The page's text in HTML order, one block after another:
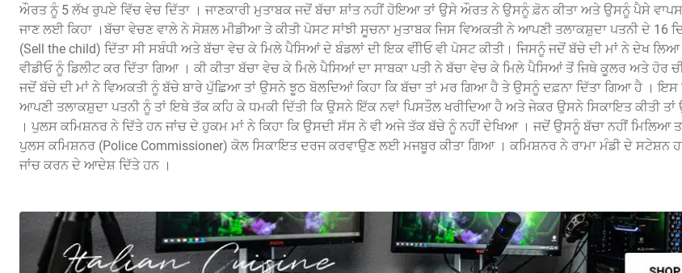
ਔਰਤ ਨੂੰ 5 ਲੱਖ ਰੁਪਏ ਵਿੱਚ ਵੇਚ ਦਿੱਤਾ । ਜਾਣਕਾਰੀ ਮੁਤਾਬਕ ਜਦੋਂ ਬੱਚਾ ਸ਼ਾਂਤ ਨਹੀਂ ਹੋਇਆ ਤਾਂ ਉਸੇ ਔਰਤ ਨੇ ਉਸਨੂੰ ਫ਼ੋਨ ਕੀਤਾ ਅਤੇ ਉਸਨੂੰ ਪੈਸੇ
ਜਾਣ ਲਈ ਕਿਹਾ ।ਬੱਚਾ ਵੇਚਣ ਵਾਲੇ ਨੇ ਸੋਸ਼ਲ ਮੀਡੀਆ ਤੇ ਕੀਤੀ ਪੋਸਟ ਸਾਂਝੀ ਸੂਚਨਾ ਮੁਤਾਬਕ ਜਿਸ ਵਿਅਕਤੀ ਨੇ ਆਪਣੀ ਤਲਾਕਸ਼ੁਦਾ ਪਤਨੀ ਦੇ 16
(Sell ​​the child) ਦਿੱਤਾ ਸੀ ਸਬੰਧੀ ਅਤੇ ਬੱਚਾ ਵੇਚ ਕੇ ਮਿਲੇ ਪੈਸਿਆਂ ਦੇ ਬੰਡਲਾਂ ਦੀ ਇਕ ਵੀੀਓ ਵੀ ਪੋਸਟ ਕੀਤੀ। ਜਿਸਨੂੰ ਜਦੋਂ ਬੱਚੇ ਦੀ ਮਾਂ ਨੇ ਦੇਖ
ਵੀਡੀਓ ਨੂੰ ਡਿਲੀਟ ਕਰ ਦਿੱਤਾ ਗਿਆ । ਕੀ ਕੀਤਾ ਬੱਚਾ ਵੇਚ ਕੇ ਮਿਲੇ ਪੈਸਿਆਂ ਦਾ ਸਾਬਕਾ ਪਤੀ ਨੇ ਬੱਚਾ ਵੇਚ ਕੇ ਮਿਲੇ ਪੈਸਿਆਂ ਤੋਂ ਜਿਥੇ ਕੂਲਰ ਅਤੇ ਹੋਰ
ਜਦੋਂ ਬੱਚੇ ਦੀ ਮਾਂ ਨੇ ਵਿਅਕਤੀ ਨੂੰ ਬੱਚੇ ਬਾਰੇ ਪੁੱਛਿਆ ਤਾਂ ਉਸਨੇ ਝੂਠ ਬੋਲਦਿਆਂ ਕਿਹਾ ਕਿ ਬੱਚਾ ਤਾਂ ਮਰ ਗਿਆ ਹੈ ਤੇ ਉਸਨੂੰ ਦਫ਼ਨਾ ਦਿੱਤਾ ਗਿਆ ਹੈ ।
ਆਪਣੀ ਤਲਾਕਸ਼ੁਦਾ ਪਤਨੀ ਨੂੰ ਤਾਂ ਇਥੇ ਤੱਕ ਕਹਿ ਕੇ ਧਮਕੀ ਦਿੱਤੀ ਕਿ ਉਸਨੇ ਇੱਕ ਨਵਾਂ ਪਿਸਤੌਲ ਖਰੀਦਿਆ ਹੈ ਅਤੇ ਜੇਕਰ ਉਸਨੇ ਸਿਕਾਇਤ ਕੀਤੀ ਤਾਂ
। ਪੁਲਸ ਕਮਿਸ਼ਨਰ ਨੇ ਦਿੱਤੇ ਹਨ ਜਾਂਚ ਦੇ ਹੁਕਮ ਮਾਂ ਨੇ ਕਿਹਾ ਕਿ ਉਸਦੀ ਸੱਸ ਨੇ ਵੀ ਅਜੇ ਤੱਕ ਬੱਚੇ ਨੂੰ ਨਹੀਂ ਦੇਖਿਆ । ਜਦੋਂ ਉਸਨੂੰ ਬੱਚਾ ਨਹੀਂ ਮਿਲਿਆ
ਪੁਲਸ ਕਮਿਸ਼ਨਰ (Police Commissioner) ਕੋਲ ਸਿਕਾਇਤ ਦਰਜ ਕਰਵਾਉਣ ਲਈ ਮਜਬੂਰ ਕੀਤਾ ਗਿਆ । ਕਮਿਸ਼ਨਰ ਨੇ ਰਾਮਾ ਮੰਡੀ ਦੇ ਸਟੇਸ਼ਨ
ਜਾਂਚ ਕਰਨ ਦੇ ਆਦੇਸ਼ ਦਿੱਤੇ ਹਨ ।